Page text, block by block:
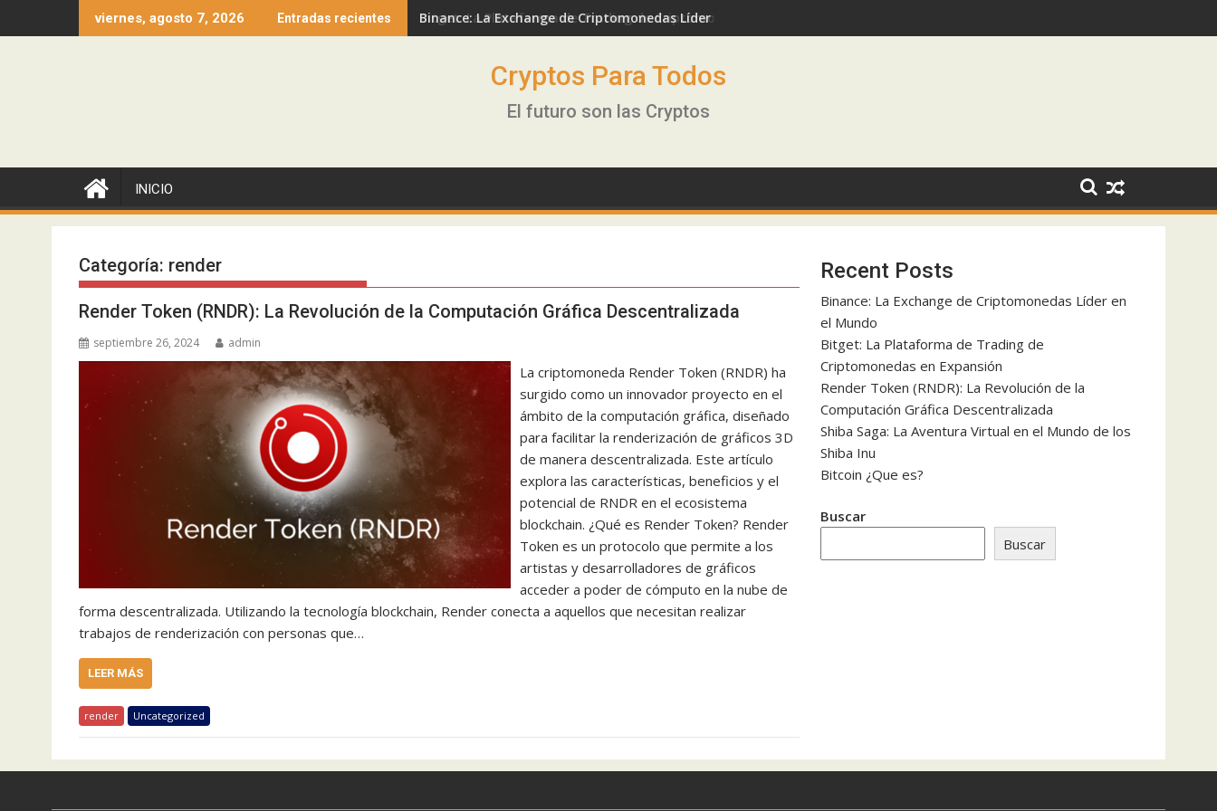
al
viernes, agosto 7, 2026 Entradas recientes Binance: La Exchange de Criptomonedas Líder en el Mundo
Bitget: La Plataforma de Trading de Criptomonedas en Expansión
Cryptos Para Todos
El futuro son las Cryptos
INICIO
Categoría: render
Render Token (RNDR): La Revolución de la Computación Gráfica Descentralizada
septiembre 26, 2024 admin
La criptomoneda Render Token (RNDR) ha
surgido como un innovador proyecto en el
ámbito de la computación gráfica, diseñado
para facilitar la renderización de gráficos 3D
de manera descentralizada. Este artículo
explora las características, beneficios y el
potencial de RNDR en el ecosistema
blockchain. ¿Qué es Render Token? Render
Token es un protocolo que permite a los
artistas y desarrolladores de gráficos
acceder a poder de cómputo en la nube de
forma descentralizada. Utilizando la tecnología blockchain, Render conecta a aquellos que necesitan realizar
trabajos de renderización con personas que…
LEER MÁS
render Uncategorized
Recent Posts
Binance: La Exchange de Criptomonedas Líder en
el Mundo
Bitget: La Plataforma de Trading de
Criptomonedas en Expansión
Render Token (RNDR): La Revolución de la
Computación Gráfica Descentralizada
Shiba Saga: La Aventura Virtual en el Mundo de los
Shiba Inu
Bitcoin ¿Que es?
Buscar
Buscar